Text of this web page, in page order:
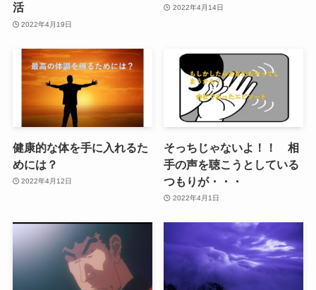
活
2022年4月19日
2022年4月14日
健康的な体を手に入れるた
めには？
2022年4月12日
そっちじゃないよ！！ 相
手の声を聴こうとしている
つもりが・・・
2022年4月1日